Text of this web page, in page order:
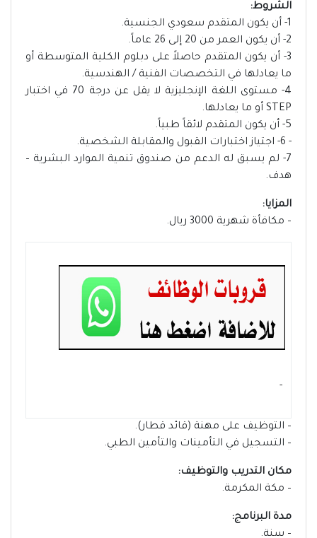
الشروط:
1- أن يكون المتقدم سعودي الجنسية.
2- أن يكون العمر من 20 إلى 26 عاماً.
3- أن يكون المتقدم حاصلاً على دبلوم الكلية المتوسطة أو
ما يعادلها في التخصصات الفنية / الهندسية.
4- مستوى اللغة الإنجليزية لا يقل عن درجة 70 في اختبار
STEP أو ما يعادلها.
5- أن يكون المتقدم لائقاً طبياً.
- 6- اجتياز اختبارات القبول والمقابلة الشخصية.
7- لم يسبق له الدعم من صندوق تنمية الموارد البشرية –
هدف.
المزايا:
– مكافأة شهرية 3000 ريال.
- ‏
– التوظيف على مهنة (قائد قطار).
– التسجيل في التأمينات والتأمين الطبي.
مكان التدريب والتوظيف:
– مكة المكرمة.
مدة البرنامج:
– سنة.